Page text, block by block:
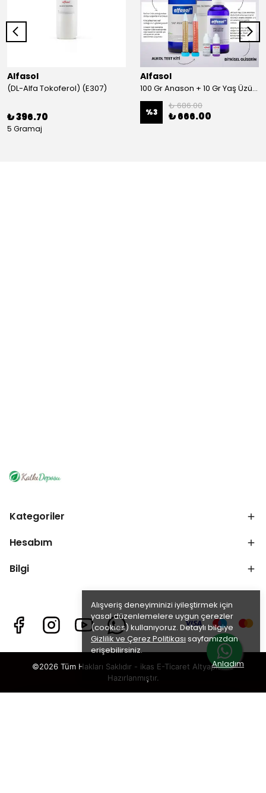
Alışveriş deneyiminizi iyileştirmek için
yasal düzenlemelere uygun çerezler
(cookies) kullanıyoruz. Detaylı bilgiye
Gizlilik ve Çerez Politikası sayfamızdan
erişebilirsiniz.
Anladım
Alfasol
(DL-Alfa Tokoferol) (E307)
₺ 396.70
5 Gramaj
Alfasol
100 Gr Anason + 10 Gr Yaş Üzüm + 250 Gr Gliserin + Alkol Test Kiti
%3
₺ 686.00
₺ 666.00
Kategoriler
Hesabım
Bilgi
©2026 Tüm Hakları Saklıdır - ikas E-Ticaret Altyapısı ile
Hazırlanmıştır.